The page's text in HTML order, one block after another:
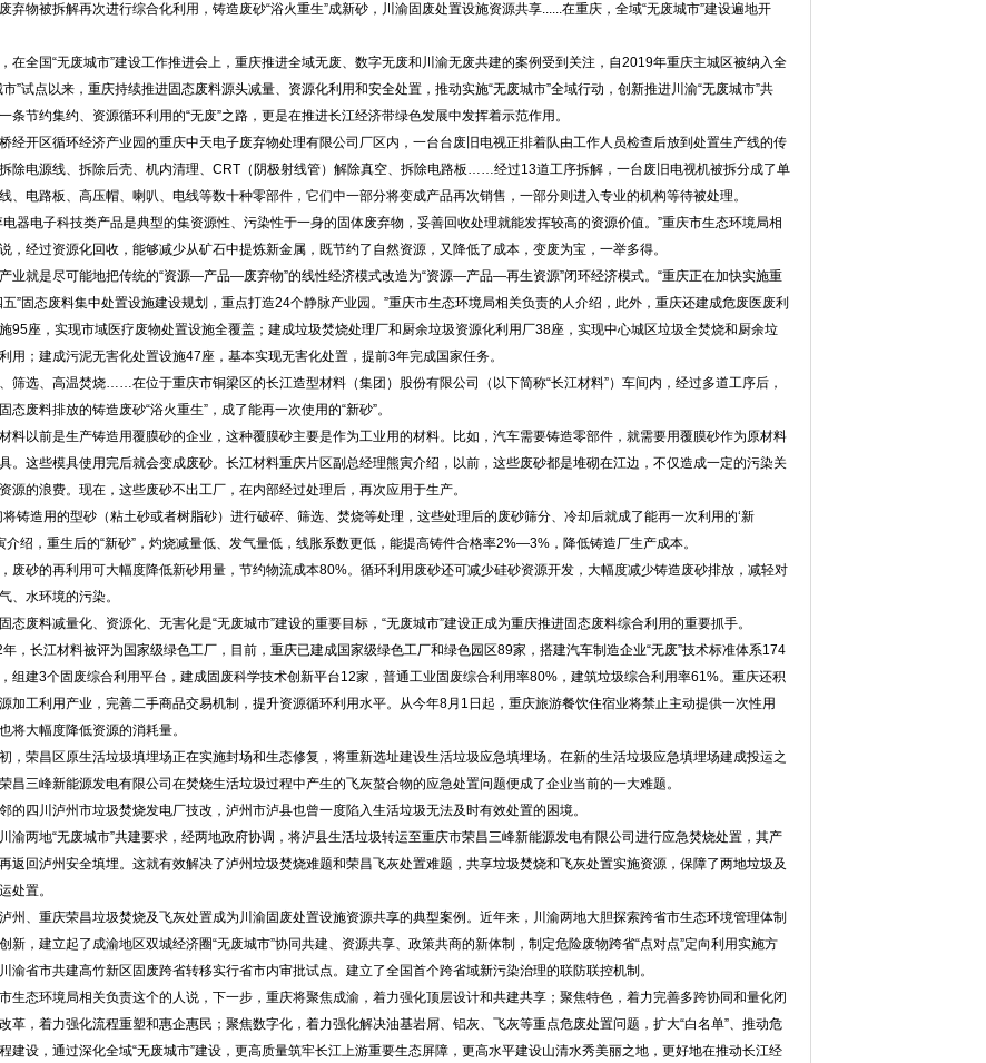
物被拆解再次进行综合化利用，铸造废砂“浴火重生”成新砂，川渝固废处置设施资源共享......在重庆，全域“无废城市”建设遍地开
全国“无废城市”建设工作推进会上，重庆推进全域无废、数字无废和川渝无废共建的案例受到关注，自2019年重庆主城区被纳入全
市”试点以来，重庆持续推进固态废料源头减量、资源化利用和安全处置，推动实施“无废城市”全域行动，创新推进川渝“无废城市”共
条节约集约、资源循环利用的“无废”之路，更是在推进长江经济带绿色发展中发挥着示范作用。
开区循环经济产业园的重庆中天电子废弃物处理有限公司厂区内，一台台废旧电视正排着队由工作人员检查后放到处置生产线的传
除电源线、拆除后壳、机内清理、CRT（阴极射线管）解除真空、拆除电路板……经过13道工序拆解，一台废旧电视机被拆分成了单
、电路板、高压帽、喇叭、电线等数十种零部件，它们中一部分将变成产品再次销售，一部分则进入专业的机构等待被处理。
电子科技类产品是典型的集资源性、污染性于一身的固体废弃物，妥善回收处理就能发挥较高的资源价值。”重庆市生态环境局相
，经过资源化回收，能够减少从矿石中提炼新金属，既节约了自然资源，又降低了成本，变废为宝，一举多得。
就是尽可能地把传统的“资源—产品—废弃物”的线性经济模式改造为“资源—产品—再生资源”闭环经济模式。“重庆正在加快实施重
五”固态废料集中处置设施建设规划，重点打造24个静脉产业园。”重庆市生态环境局相关负责的人介绍，此外，重庆还建成危废医废利
95座，实现市域医疗废物处置设施全覆盖；建成垃圾焚烧处理厂和厨余垃圾资源化利用厂38座，实现中心城区垃圾全焚烧和厨余垃
用；建成污泥无害化处置设施47座，基本实现无害化处置，提前3年完成国家任务。
选、高温焚烧……在位于重庆市铜梁区的长江造型材料（集团）股份有限公司（以下简称“长江材料”）车间内，经过多道工序后，
态废料排放的铸造废砂“浴火重生”，成了能再一次使用的“新砂”。
以前是生产铸造用覆膜砂的企业，这种覆膜砂主要是作为工业用的材料。比如，汽车需要铸造零部件，就需要用覆膜砂作为原材料
。这些模具使用完后就会变成废砂。长江材料重庆片区副总经理熊寅介绍，以前，这些废砂都是堆砌在江边，不仅造成一定的污染关
源的浪费。现在，这些废砂不出工厂，在内部经过处理后，再次应用于生产。
造用的型砂（粘土砂或者树脂砂）进行破碎、筛选、焚烧等处理，这些处理后的废砂筛分、冷却后就成了能再一次利用的‘新
介绍，重生后的“新砂”，灼烧减量低、发气量低，线胀系数更低，能提高铸件合格率2%—3%，降低铸造厂生产成本。
砂的再利用可大幅度降低新砂用量，节约物流成本80%。循环利用废砂还可减少硅砂资源开发，大幅度减少铸造废砂排放，减轻对
、水环境的污染。
废料减量化、资源化、无害化是“无废城市”建设的重要目标，“无废城市”建设正成为重庆推进固态废料综合利用的重要抓手。
长江材料被评为国家级绿色工厂，目前，重庆已建成国家级绿色工厂和绿色园区89家，搭建汽车制造企业“无废”技术标准体系174
组建3个固废综合利用平台，建成固废科学技术创新平台12家，普通工业固废综合利用率80%，建筑垃圾综合利用率61%。重庆还积
加工利用产业，完善二手商品交易机制，提升资源循环利用水平。从今年8月1日起，重庆旅游餐饮住宿业将禁止主动提供一次性用
将大幅度降低资源的消耗量。
荣昌区原生活垃圾填埋场正在实施封场和生态修复，将重新选址建设生活垃圾应急填埋场。在新的生活垃圾应急填埋场建成投运之
昌三峰新能源发电有限公司在焚烧生活垃圾过程中产生的飞灰螯合物的应急处置问题便成了企业当前的一大难题。
四川泸州市垃圾焚烧发电厂技改，泸州市泸县也曾一度陷入生活垃圾无法及时有效处置的困境。
两地“无废城市”共建要求，经两地政府协调，将泸县生活垃圾转运至重庆市荣昌三峰新能源发电有限公司进行应急焚烧处置，其产
返回泸州安全填埋。这就有效解决了泸州垃圾焚烧难题和荣昌飞灰处置难题，共享垃圾焚烧和飞灰处置实施资源，保障了两地垃圾及
处置。
、重庆荣昌垃圾焚烧及飞灰处置成为川渝固废处置设施资源共享的典型案例。近年来，川渝两地大胆探索跨省市生态环境管理体制
新，建立起了成渝地区双城经济圈“无废城市”协同共建、资源共享、政策共商的新体制，制定危险废物跨省“点对点”定向利用实施方
渝省市共建高竹新区固废跨省转移实行省市内审批试点。建立了全国首个跨省域新污染治理的联防联控机制。
态环境局相关负责这个的人说，下一步，重庆将聚焦成渝，着力强化顶层设计和共建共享；聚焦特色，着力完善多跨协同和量化闭
革，着力强化流程重塑和惠企惠民；聚焦数字化，着力强化解决油基岩屑、铝灰、飞灰等重点危废处置问题，扩大“白名单”、推动危
建设，通过深化全域“无废城市”建设，更高质量筑牢长江上游重要生态屏障，更高水平建设山清水秀美丽之地，更好地在推动长江经